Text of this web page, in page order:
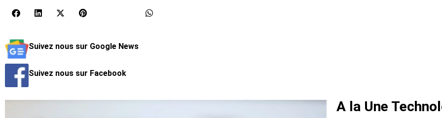
Suivez nous sur Google News
Suivez nous sur Facebook
A la Une